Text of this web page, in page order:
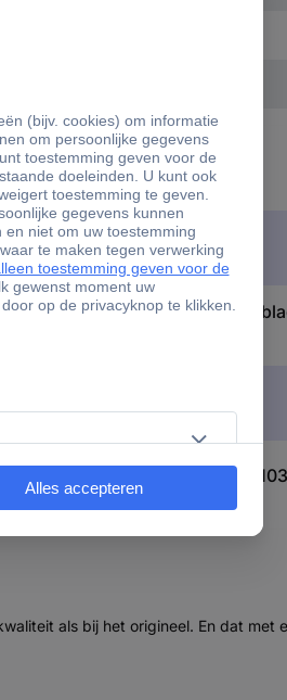
Compatibel Zwart 12000
bladzijden EDD-1032 18-
als bij het origineel. En dat met